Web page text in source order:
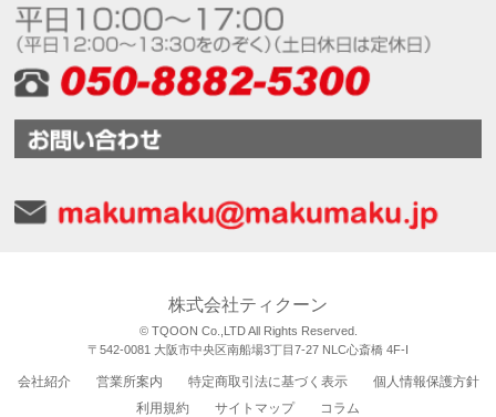
株式会社ティクーン
© TQOON Co.,LTD All Rights Reserved.
〒542-0081 大阪市中央区南船場3丁目7-27 NLC心斎橋 4F-I
会社紹介 営業所案内 特定商取引法に基づく表示
個人情報保護方針
利用規約
サイトマップ コラム